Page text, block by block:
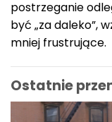
postrzeganie
być „za daleko”,
mniej frustrujące.
Ostatnie